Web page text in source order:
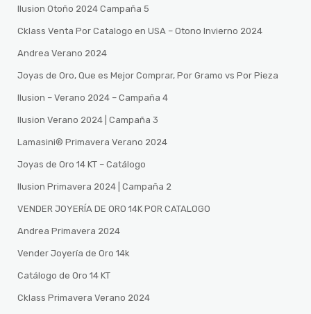
Ilusion Otoño 2024 Campaña 5
Cklass Venta Por Catalogo en USA – Otono Invierno 2024
Andrea Verano 2024
Joyas de Oro, Que es Mejor Comprar, Por Gramo vs Por Pieza
Ilusion – Verano 2024 – Campaña 4
Ilusion Verano 2024 | Campaña 3
Lamasini®️ Primavera Verano 2024
Joyas de Oro 14 KT – Catálogo
Ilusion Primavera 2024 | Campaña 2
VENDER JOYERÍA DE ORO 14K POR CATALOGO
Andrea Primavera 2024
Vender Joyería de Oro 14k
Catálogo de Oro 14 KT
Cklass Primavera Verano 2024